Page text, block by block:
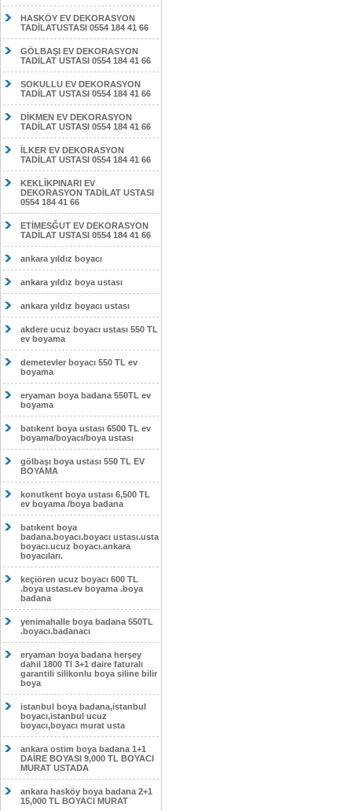
HASKÖY EV DEKORASYON
TADİLATUSTASI 0554 184 41 66
GÖLBAŞI EV DEKORASYON
TADİLAT USTASI 0554 184 41 66
SOKULLU EV DEKORASYON
TADİLAT USTASI 0554 184 41 66
DİKMEN EV DEKORASYON
TADİLAT USTASI 0554 184 41 66
İLKER EV DEKORASYON
TADİLAT USTASI 0554 184 41 66
KEKLİKPINARI EV
DEKORASYON TADİLAT USTASI
0554 184 41 66
ETİMESĞUT EV DEKORASYON
TADİLAT USTASI 0554 184 41 66
ankara yıldız boyacı
ankara yıldız boya ustası
ankara yıldız boyacı ustası
akdere ucuz boyacı ustası 550 TL
ev boyama
demetevler boyacı 550 TL ev
boyama
eryaman boya badana 550TL ev
boyama
batıkent boya ustası 6500 TL ev
boyama/boyacı/boya ustası
gölbaşı boya ustası 550 TL EV
BOYAMA
konutkent boya ustası 6,500 TL
ev boyama /boya badana
batıkent boya
badana.boyacı.boyacı ustası.usta
boyacı.ucuz boyacı.ankara
boyacıları.
keçiören ucuz boyacı 600 TL
.boya ustası.ev boyama .boya
badana
yenimahalle boya badana 550TL
.boyacı.badanacı
eryaman boya badana herşey
dahil 1800 Tl 3+1 daire faturalı
garantili silikonlu boya siline bilir
boya
istanbul boya badana,istanbul
boyacı,istanbul ucuz
boyacı,boyacı murat usta
ankara ostim boya badana 1+1
DAİRE BOYASI 9,000 TL BOYACI
MURAT USTADA
ankara hasköy boya badana 2+1
15,000 TL BOYACI MURAT